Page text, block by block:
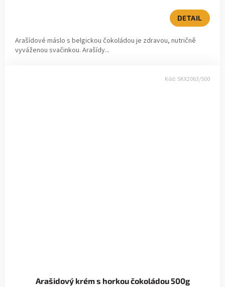
DETAIL
Arašídové máslo s belgickou čokoládou je zdravou, nutričně
vyváženou svačinkou. Arašídy...
Arašidový krém s horkou čokoládou 500g
Kód: SKX2063/500